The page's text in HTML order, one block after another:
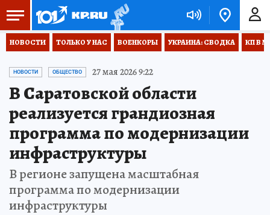
НОВОСТИ ТОЛЬКО У НАС ВОЕНКОРЫ УКРАИНА: СВОДКА КП В
НОВОСТИ ОБЩЕСТВО 27 мая 2026 9:22
В Саратовской области
реализуется грандиозная
программа по модернизации
инфраструктуры
В регионе запущена масштабная
программа по модернизации
инфраструктуры